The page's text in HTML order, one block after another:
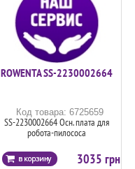
ROWENTA SS-2230002664
Код товара: 6725659
SS-2230002664 Осн. плата для
робота-пилососа
3035 грн